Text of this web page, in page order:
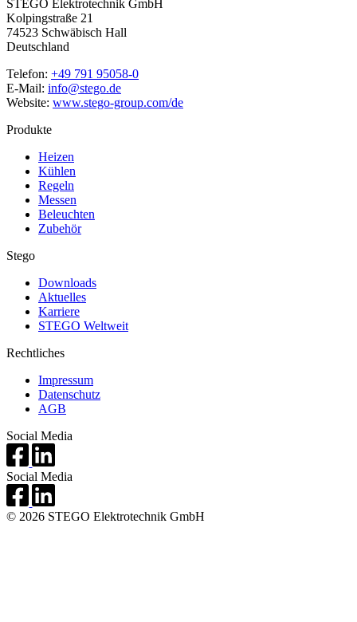
STEGO Elektrotechnik GmbH
Kolpingstraße 21
74523 Schwäbisch Hall
Deutschland
Telefon: +49 791 95058-0
E-Mail: info@stego.de
Website: www.stego-group.com/de
Produkte
Heizen
Kühlen
Regeln
Messen
Beleuchten
Zubehör
Stego
Downloads
Aktuelles
Karriere
STEGO Weltweit
Rechtliches
Impressum
Datenschutz
AGB
Social Media
Social Media
© 2026 STEGO Elektrotechnik GmbH